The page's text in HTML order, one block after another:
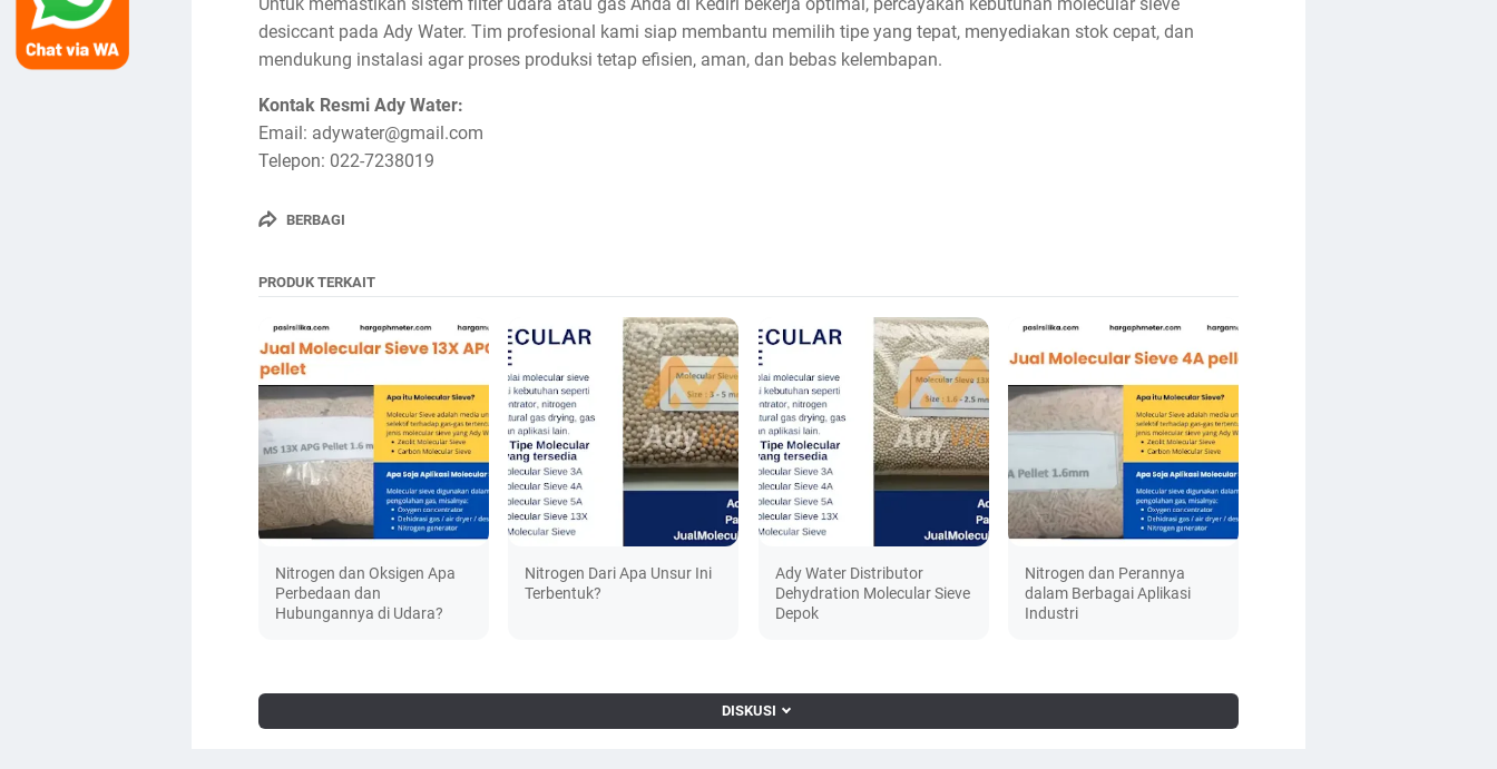
desiccant pada Ady Water. Tim profesional kami siap membantu memilih tipe yang tepat, menyediakan stok cepat, dan
mendukung instalasi agar proses produksi tetap efisien, aman, dan bebas kelembapan.
Kontak Resmi Ady Water:
Email: adywater@gmail.com
Telepon: 022-7238019
BERBAGI
PRODUK TERKAIT
Nitrogen dan Oksigen Apa
Perbedaan dan
Hubungannya di Udara?
Nitrogen Dari Apa Unsur Ini
Terbentuk?
Ady Water Distributor
Dehydration Molecular Sieve
Depok
Nitrogen dan Perannya
dalam Berbagai Aplikasi
Industri
DISKUSI